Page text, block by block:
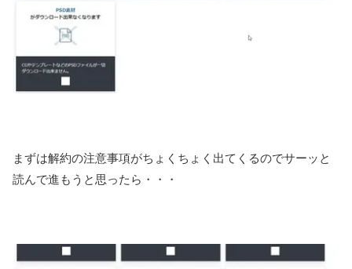
まずは解約の注意事項がちょくちょく出てくるのでサーッと
読んで進もうと思ったら・・・